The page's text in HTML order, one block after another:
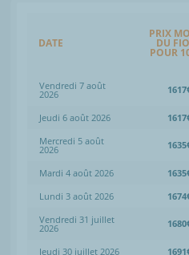
DATE
PRIX
DU
POUR
Vendredi 7 août
2026
Jeudi 6 août 2026
Mercredi 5 août
2026
Mardi 4 août 2026
Lundi 3 août 2026
Vendredi 31 juillet
2026
Jeudi 30 juillet 2026